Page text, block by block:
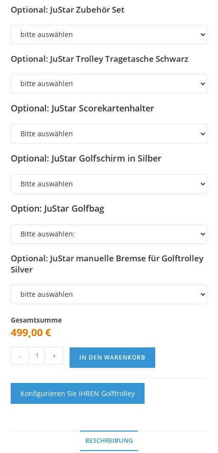
Optional: JuStar Zubehör Set
Optional: JuStar Trolley Tragetasche Schwarz
Optional: JuStar Scorekartenhalter
Optional: JuStar Golfschirm in Silber
Option: JuStar Golfbag
Optional: JuStar manuelle Bremse für Golftrolley
Silver
Gesamtsumme
499,00€
Rad
mit
Tragetasche
- + IN DEN WARENKORB
Konfigurieren Sie IHREN Golftrolley
BESCHREIBUNG